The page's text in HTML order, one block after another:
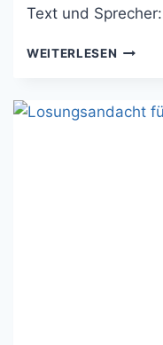
Text und
WEITERLESEN